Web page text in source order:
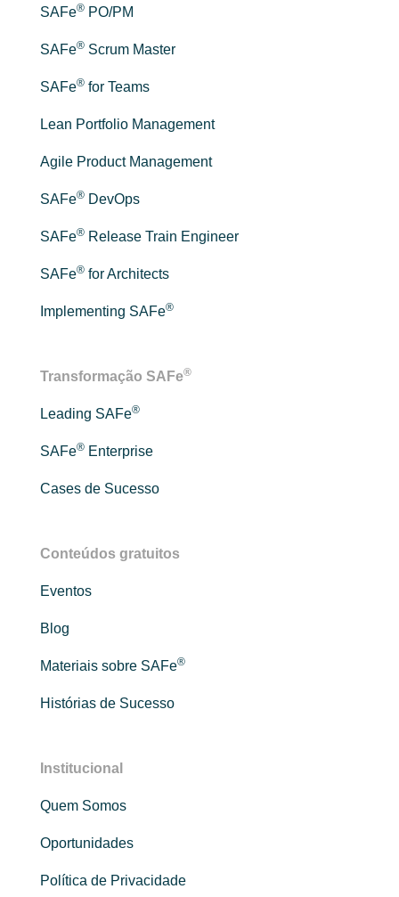
SAFe® PO/PM
SAFe® Scrum Master
SAFe® for Teams
Lean Portfolio Management
Agile Product Management
SAFe® DevOps
SAFe® Release Train Engineer
SAFe® for Architects
Implementing SAFe®
Transformação SAFe®
Leading SAFe®
SAFe® Enterprise
Cases de Sucesso
Conteúdos gratuitos
Eventos
Blog
Materiais sobre SAFe®
Histórias de Sucesso
Institucional
Quem Somos
Oportunidades
Política de Privacidade